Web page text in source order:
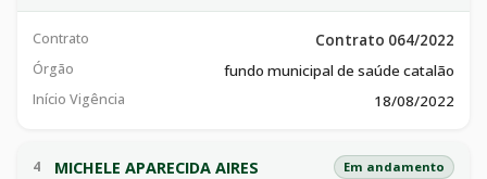
Contrato Contrato 064/2022
Órgão fundo municipal de saúde catalão
Início Vigência 18/08/2022
4 MICHELE APARECIDA AIRES Em andamento